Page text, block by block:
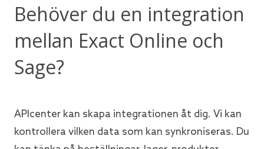
Behöver du en integration
mellan Exact Online och
Sage?
APIcenter kan skapa integrationen åt dig. Vi kan
kontrollera vilken data som kan synkroniseras. Du